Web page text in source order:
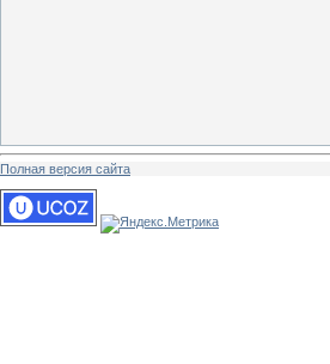
Полная версия сайта